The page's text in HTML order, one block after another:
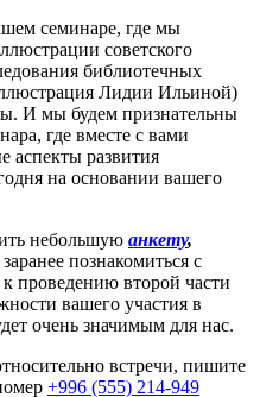
семинаре, где мы
советского
библиотечных
Лидии Ильиной)
И мы будем признательны
где вместе с вами
аспекты развития
на основании вашего
небольшую анкету,
познакомиться с
проведению второй части
вашего участия в
очень значимым для нас.
встречи, пишите
+996 (555) 214-949